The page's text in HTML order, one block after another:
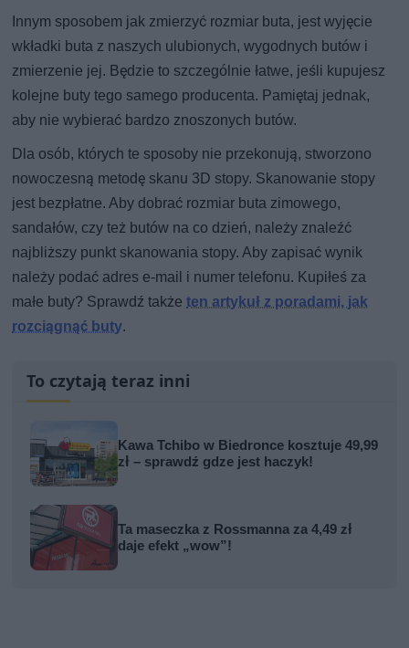
Innym sposobem jak zmierzyć rozmiar buta, jest wyjęcie
wkładki buta z naszych ulubionych, wygodnych butów i
zmierzenie jej. Będzie to szczególnie łatwe, jeśli kupujesz
kolejne buty tego samego producenta. Pamiętaj jednak,
aby nie wybierać bardzo znoszonych butów.
Dla osób, których te sposoby nie przekonują, stworzono
nowoczesną metodę skanu 3D stopy. Skanowanie stopy
jest bezpłatne. Aby dobrać rozmiar buta zimowego,
sandałów, czy też butów na co dzień, należy znaleźć
najbliższy punkt skanowania stopy. Aby zapisać wynik
należy podać adres e-mail i numer telefonu. Kupiłeś za
małe buty? Sprawdź takżeten artykuł z poradami, jak
rozciągnąć buty.
To czytają teraz inni
Kawa Tchibo w Biedronce kosztuje 49,99
zł – sprawdź gdze jest haczyk!
Ta maseczka z Rossmanna za 4,49 zł
daje efekt „wow”!